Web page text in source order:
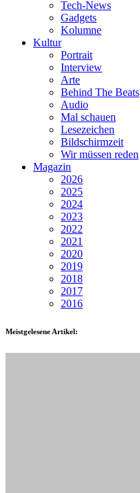
Tech-News
Gadgets
Kolumne
Kultur
Portrait
Interview
Arte
Behind The Beats
Audio
Mal schauen
Lesezeichen
Bildschirmzeit
Wir müssen reden
Magazin
2026
2025
2024
2023
2022
2021
2020
2019
2018
2017
2016
Meistgelesene Artikel: